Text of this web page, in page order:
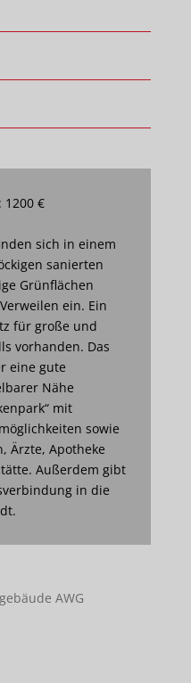
1200 €
sich in einem
sanierten
Grünflächen
ein. Ein
für große und
vorhanden. Das
eine gute
Nähe
mit
sowie
Ärzte, Apotheke
Außerdem gibt
in die